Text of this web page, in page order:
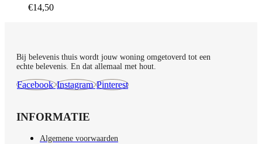
de
€14,50
Bij belevenis thuis wordt jouw woning omgetoverd tot een
echte belevenis. En dat allemaal met hout.
Facebook Instagram Pinterest
INFORMATIE
Algemene voorwaarden